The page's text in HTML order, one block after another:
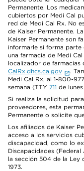
Permanente. Los
cubiertos por Medi Cal
red de Medi Cal Rx. No
de Kaiser Permanente.
Kaiser Permanente son
informarle si forma parte
una farmacia de Medi
localizador de farmacias
CalRx.dhcs.ca.gov
.
Medi Cal Rx, al 1-800-
semana (TTY 711 de
Si realiza la solicitud
proveedores, esta
Permanente o solicite
Los afiliados de Kaiser
acceso a los servicios
discapacidad, como lo
Discapacidades
la sección 504 de la Ley
1973.